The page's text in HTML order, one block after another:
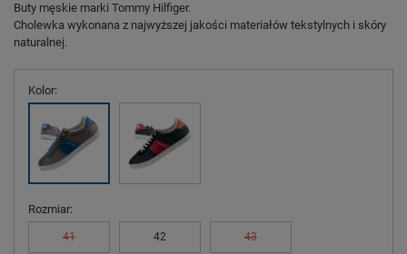
Buty męskie marki Tommy Hilfiger.
Cholewka wykonana z najwyższej jakości materiałów tekstylnych i skóry
naturalnej.
Kolor
Rozmiar
41 42 43